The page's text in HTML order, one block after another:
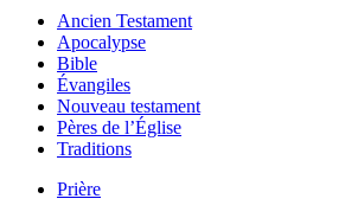
Ancien Testament
Apocalypse
Bible
Évangiles
Nouveau testament
Pères de l’Église
Traditions
Prière